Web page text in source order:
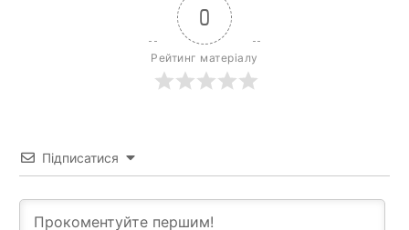
0
Рейтинг матеріалу
Підписатися